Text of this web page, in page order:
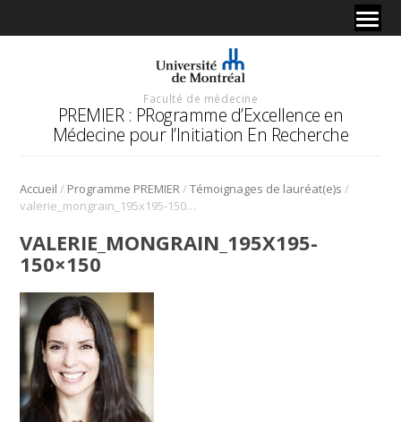
Faculté de médecine
PREMIER : PRogramme d’Excellence en
Médecine pour l’Initiation En Recherche
Accueil / Programme PREMIER/Témoignages de lauréat(e)s /
valerie_mongrain_195x195-150×150
VALERIE_MONGRAIN_195X195-
150×150